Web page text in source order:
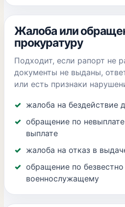
Жалоба или
прокуратуру
Подходит, если рапорт не
документы не выданы,
или есть признаки
жалоба на бездействие
обращение по
выплате
жалоба на отказ в
обращение по
военнослужащему